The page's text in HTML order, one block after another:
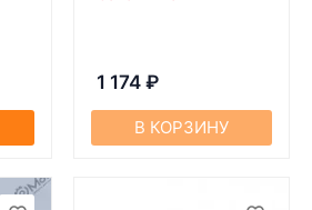
1 174 ₽
В КОРЗИНУ